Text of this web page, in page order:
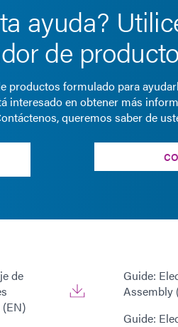
ayuda?
de
productos formulado para
interesado en obtener más
queremos saber de
de
Guide:
Assembly
Guide: